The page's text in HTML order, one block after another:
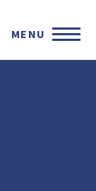
MENU